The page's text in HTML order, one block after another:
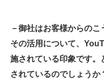
－御社はお客様からの
その活用について、
施されている印象です。
されているのでしょうか